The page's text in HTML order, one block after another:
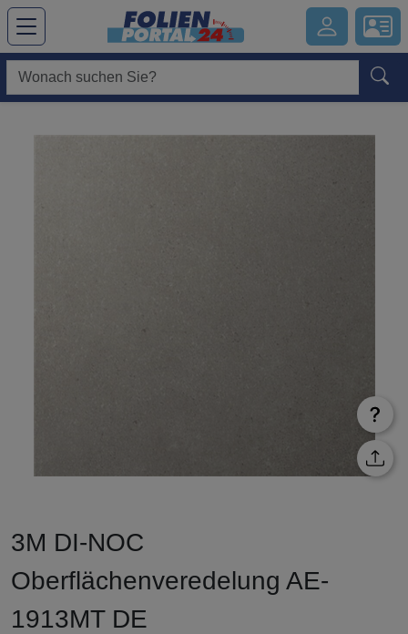
Hauptregion der Seite anspringen
3M DI-NOC
Oberflächenveredelung AE-
1913MT DE